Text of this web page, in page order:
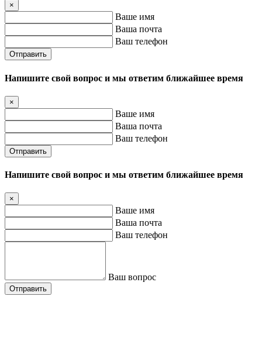
×
Ваше имя
Ваша почта
Ваш телефон
Отправить
Напишите свой вопрос и мы ответим ближайшее время
×
Ваше имя
Ваша почта
Ваш телефон
Отправить
Напишите свой вопрос и мы ответим ближайшее время
×
Ваше имя
Ваша почта
Ваш телефон
Ваш вопрос
Отправить